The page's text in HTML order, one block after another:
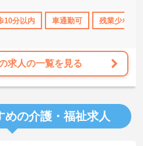
10分以内 車通勤可 残業少なめ
求人の一覧を見る
めの介護・福祉求人